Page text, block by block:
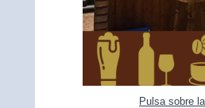
Pulsa sobre